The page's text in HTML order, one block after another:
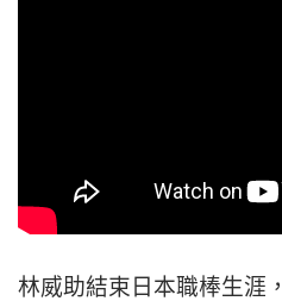
林威助結束日本職棒生涯